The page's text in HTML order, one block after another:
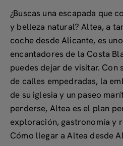
¿Buscas una escapada que
y belleza natural?Altea, a
coche desde Alicante, es
encantadores de la Costa
puedes dejar de visitar. Con
de calles empedradas, la
de su iglesia y un paseo
perderse, Altea es el plan
exploración, gastronomía y
Cómo llegar a Altea desde